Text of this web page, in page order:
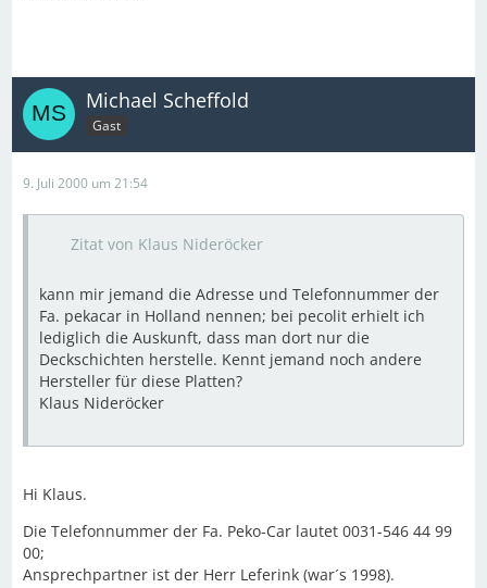
Michael Scheffold
Gast
9. Juli 2000 um 21:54
Zitat von Klaus Nideröcker
kann mir jemand die Adresse und Telefonnummer der
Fa. pekacar in Holland nennen; bei pecolit erhielt ich
lediglich die Auskunft, dass man dort nur die
Deckschichten herstelle. Kennt jemand noch andere
Hersteller für diese Platten?
Klaus Nideröcker
Hi Klaus.
Die Telefonnummer der Fa. Peko-Car lautet 0031-546 44 99
00;
Ansprechpartner ist der Herr Leferink (war´s 1998).